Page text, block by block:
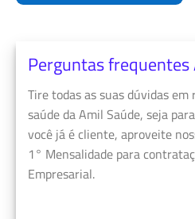
Perguntas frequentes
Tire todas as suas dúvidas em
saúde da Amil Saúde, seja
você já é cliente, aproveite
1° Mensalidade para
Empresarial.